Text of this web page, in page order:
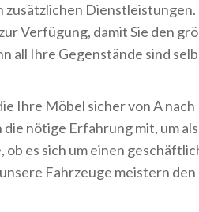
Dienstleistungen.
Verfügung, damit Sie den
all Ihre Gegenstände sind
Ihre Möbel sicher von A
nötige Erfahrung mit, um
es sich um einen
Fahrzeuge meistern